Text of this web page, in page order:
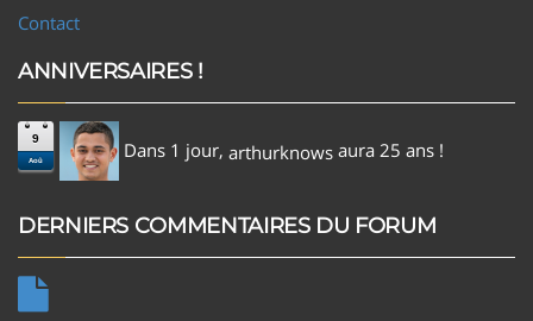
Contact
ANNIVERSAIRES !
9
Aoû Dans 1 jour, arthurknows aura 25 ans !
DERNIERS COMMENTAIRES DU FORUM